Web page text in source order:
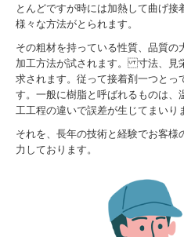
とんどですが時には加熱して曲げ
様々な方法がとられます。
その粗材を持っている性質、品質の
加工方法が試されます。 寸法、見
求されます。従って接着剤一つとっ
す。一般に樹脂と呼ばれるものは、
工工程の違いで誤差が生じてまいり
それを、長年の技術と経験でお客様
力しております。